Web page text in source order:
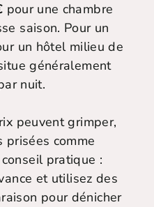
pour une chambre
saison. Pour un
un hôtel milieu de
généralement
nuit.
peuvent grimper,
comme
pratique :
et utilisez des
pour dénicher